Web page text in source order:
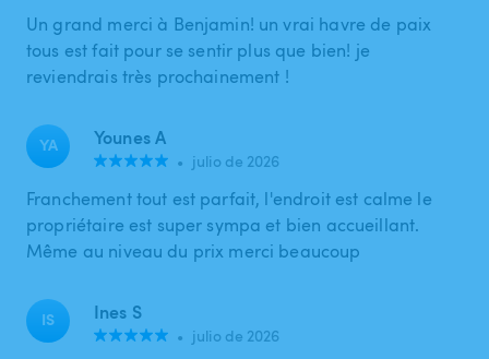
Un grand merci à Benjamin! un vrai havre de paix
tous est fait pour se sentir plus que bien! je
reviendrais très prochainement !
YA Younes A
• julio de 2026
Franchement tout est parfait, l'endroit est calme le
propriétaire est super sympa et bien accueillant.
Même au niveau du prix merci beaucoup
IS Ines S
• julio de 2026